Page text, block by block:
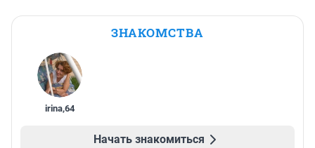
ЗНАКОМСТВА
irina,64
Начать знакомиться